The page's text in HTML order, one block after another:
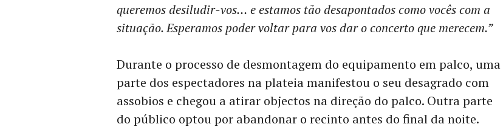
queremos desiludir-vos… e estamos tão desapontados como vocês com a
situação. Esperamos poder voltar para vos dar o concerto que merecem.”
Durante o processo de desmontagem do equipamento em palco, uma
parte dos espectadores na plateia manifestou o seu desagrado com
assobios e chegou a atirar objectos na direção do palco. Outra parte
do público optou por abandonar o recinto antes do final da noite.